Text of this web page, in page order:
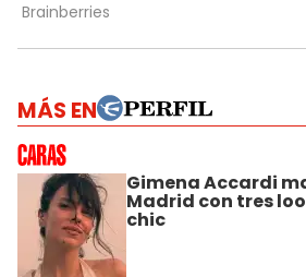
MÁS EN
Gimena Accardi
Madrid con tres
chic